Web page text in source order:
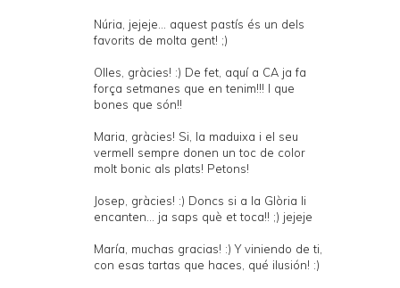
Núria, jejeje... aquest pastís és un dels
favorits de molta gent! ;)
Olles, gràcies! :) De fet, aquí a CA ja fa
força setmanes que en tenim!!! I que
bones que són!!
Maria, gràcies! Si, la maduixa i el seu
vermell sempre donen un toc de color
molt bonic als plats! Petons!
Josep, gràcies! :) Doncs si a la Glòria li
encanten... ja saps què et toca!! ;) jejeje
María, muchas gracias! :) Y viniendo de ti,
con esas tartas que haces, qué ilusión! :)